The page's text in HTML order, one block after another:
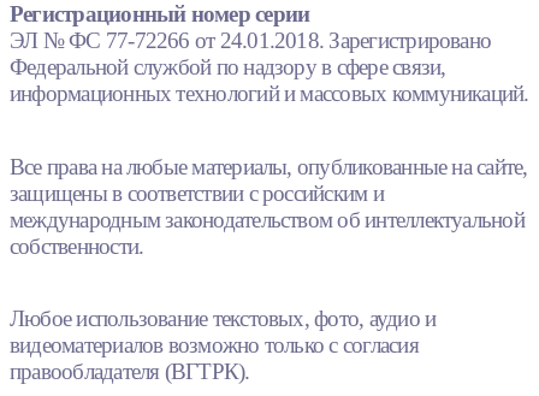
Регистрационный номер серии
ЭЛ № ФС 77-72266 от 24.01.2018. Зарегистрировано
Федеральной службой по надзору в сфере связи,
информационных технологий и массовых коммуникаций.
Все права на любые материалы, опубликованные на сайте,
защищены в соответствии с российским и
международным законодательством об интеллектуальной
собственности.
Любое использование текстовых, фото, аудио и
видеоматериалов возможно только с согласия
правообладателя (ВГТРК).